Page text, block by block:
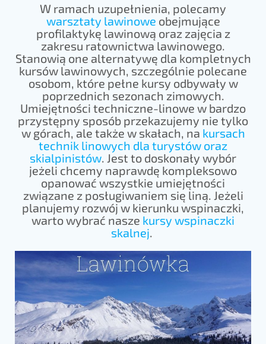
W ramach uzupełnienia, polecamy
warsztaty lawinowe obejmujące
profilaktykę lawinową oraz zajęcia z
zakresu ratownictwa lawinowego.
Stanowią one alternatywę dla kompletnych
kursów lawinowych, szczególnie polecane
osobom, które pełne kursy odbywały w
poprzednich sezonach zimowych.
Umiejętności techniczne-linowe w bardzo
przystępny sposób przekazujemy nie tylko
w górach, ale także w skałach, na kursach
technik linowych dla turystów oraz
skialpinistów. Jest to doskonały wybór
jeżeli chcemy naprawdę kompleksowo
opanować wszystkie umiejętności
związane z posługiwaniem się liną. Jeżeli
planujemy rozwój w kierunku wspinaczki,
warto wybrać nasze kursy wspinaczki
skalnej.